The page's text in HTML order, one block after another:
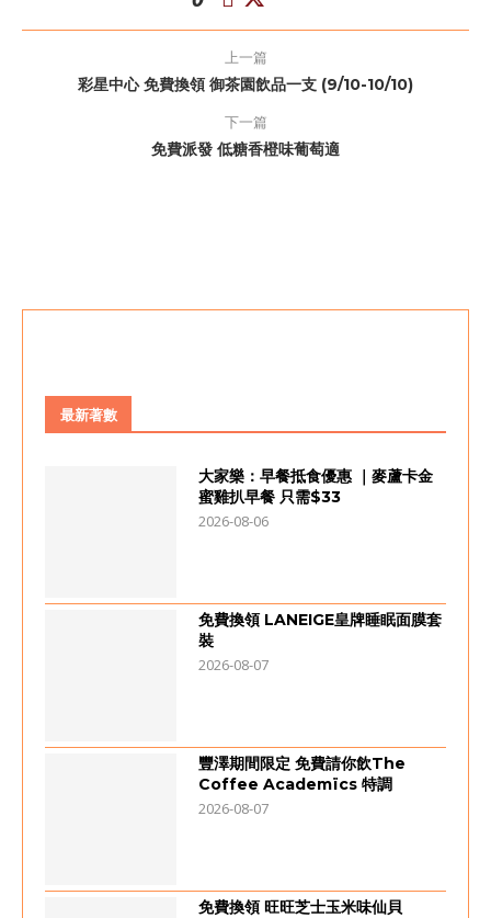
上一篇
彩星中心 免費換領 御茶園飲品一支 (9/10-10/10)
下一篇
免費派發 低糖香橙味葡萄適
最新著數
大家樂：早餐抵食優惠 ｜麥蘆卡金
蜜雞扒早餐 只需$33
2026-08-06
免費換領 LANEIGE皇牌睡眠面膜套
裝
2026-08-07
豐澤期間限定 免費請你飲The
Coffee Academïcs 特調
2026-08-07
免費換領 旺旺芝士玉米味仙貝